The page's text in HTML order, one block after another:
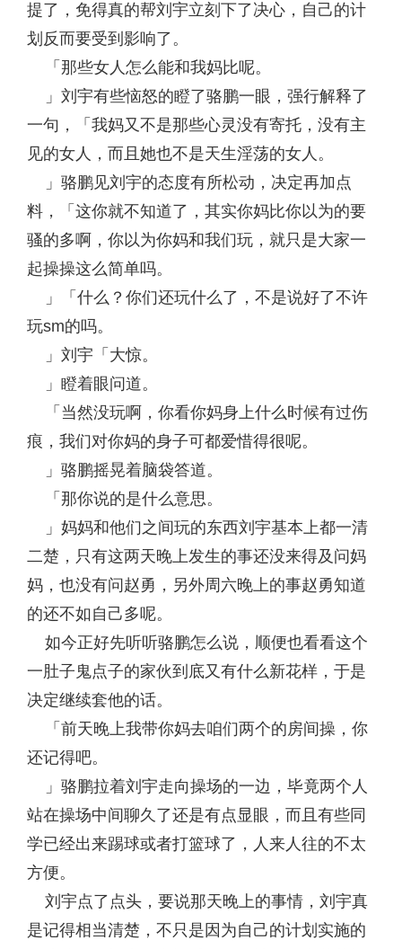
提了，免得真的帮刘宇立刻下了决心，自己的计
划反而要受到影响了。
「那些女人怎么能和我妈比呢。
」刘宇有些恼怒的瞪了骆鹏一眼，强行解释了
一句，「我妈又不是那些心灵没有寄托，没有主
见的女人，而且她也不是天生淫荡的女人。
」骆鹏见刘宇的态度有所松动，决定再加点
料，「这你就不知道了，其实你妈比你以为的要
骚的多啊，你以为你妈和我们玩，就只是大家一
起操操这么简单吗。
」「什么？你们还玩什么了，不是说好了不许
玩sm的吗。
」刘宇「大惊。
」瞪着眼问道。
「当然没玩啊，你看你妈身上什么时候有过伤
痕，我们对你妈的身子可都爱惜得很呢。
」骆鹏摇晃着脑袋答道。
「那你说的是什么意思。
」妈妈和他们之间玩的东西刘宇基本上都一清
二楚，只有这两天晚上发生的事还没来得及问妈
妈，也没有问赵勇，另外周六晚上的事赵勇知道
的还不如自己多呢。
如今正好先听听骆鹏怎么说，顺便也看看这个
一肚子鬼点子的家伙到底又有什么新花样，于是
决定继续套他的话。
「前天晚上我带你妈去咱们两个的房间操，你
还记得吧。
」骆鹏拉着刘宇走向操场的一边，毕竟两个人
站在操场中间聊久了还是有点显眼，而且有些同
学已经出来踢球或者打篮球了，人来人往的不太
方便。
刘宇点了点头，要说那天晚上的事情，刘宇真
是记得相当清楚，不只是因为自己的计划实施的